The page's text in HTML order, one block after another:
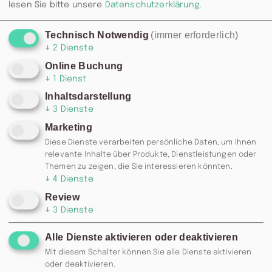
lesen Sie bitte unsere Datenschutzerklärung.
Technisch Notwendig (immer erforderlich)
↓ 2 Dienste
Online Buchung
↓ 1 Dienst
Inhaltsdarstellung
↓ 3 Dienste
Marketing
Diese Dienste verarbeiten persönliche Daten, um Ihnen
relevante Inhalte über Produkte, Dienstleistungen oder
Themen zu zeigen, die Sie interessieren könnten.
↓ 4 Dienste
Review
↓ 3 Dienste
Alle Dienste aktivieren oder deaktivieren
Mit diesem Schalter können Sie alle Dienste aktivieren
oder deaktivieren.